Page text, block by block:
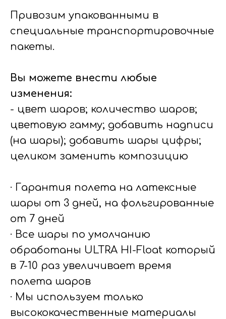
Привозим упакованными в
специальные транспортировочные
пакеты.
Вы можете внести любые
изменения:
- цвет шаров; количество шаров;
цветовую гамму; добавить надписи
(на шары); добавить шары цифры;
целиком заменить композицию
· Гарантия полета на латексные
шары от 3 дней, на фольгированные
от 7 дней
· Все шары по умолчанию
обработаны ULTRA HI-Float который
в 7-10 раз увеличивает время
полета шаров
· Мы используем только
высококачественные материалы